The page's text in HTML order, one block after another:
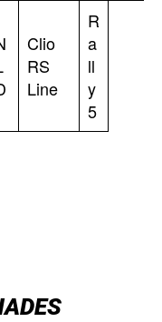
Clio
RS
Line
R
a
ll
y
5